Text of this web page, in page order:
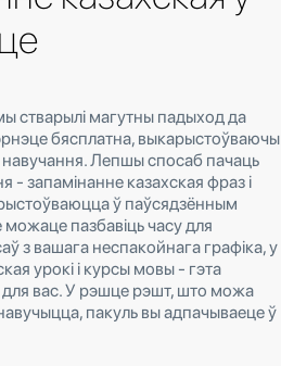
стварылі магутны падыход да
бясплатна, выкарыстоўваючы
Лепшы спосаб пачаць
- запамінанне казахская фраз і
ў паўсядзённым
можаце пазбавіць часу для
з вашага неспакойнага графіка, у
урокі і курсы мовы - гэта
вас. У рэшце рэшт, што можа
пакуль вы адпачываеце ў